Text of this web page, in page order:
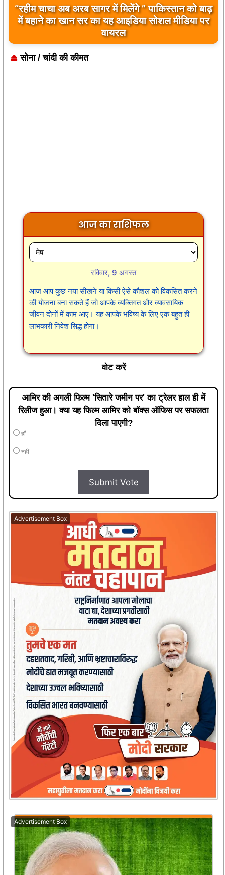
“रहीम चाचा अब अरब सागर में मिलेंगे ” पाकिस्तान को बाढ़
में बहाने का खान सर का यह आइडिया सोशल मीडिया पर
वायरल
बिलावल भुट्टो द्वारा सिंधु नदी और भारत को लेकर दिए गए
बयान पर भारत के केंद्रीय मंत्रियों की कड़ी प्रतिक्रिया
सोना / चांदी की कीमत
आज का राशिफल
रविवार, 9 अगस्त
आज आप कुछ नया सीखने या किसी ऐसे कौशल को विकसित करने
की योजना बना सकते हैं जो आपके व्यक्तिगत और व्यावसायिक
जीवन दोनों में काम आए। यह आपके भविष्य के लिए एक बहुत ही
लाभकारी निवेश सिद्ध होगा।
वोट करें
आमिर की अगली फिल्म 'सितारे जमीन पर' का ट्रेलर हाल ही में
रिलीज हुआ। क्या यह फिल्म आमिर को बॉक्स ऑफिस पर सफलता
दिला पाएगी?
हाँ
नहीं
Submit Vote
Advertisement Box
Advertisement Box